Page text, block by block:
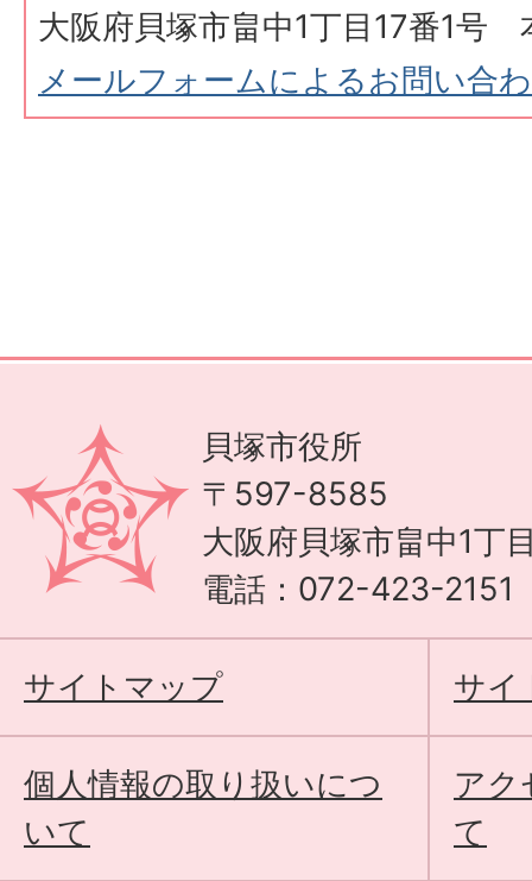
大阪府貝塚市畠中1丁目17番1号
メールフォームによるお問い合
貝塚市役所
〒597-8585
大阪府貝塚市畠中1丁
電話：072-423-2151
サイトマップ サイ
個人情報の取り扱いにつ
いて
アク
て